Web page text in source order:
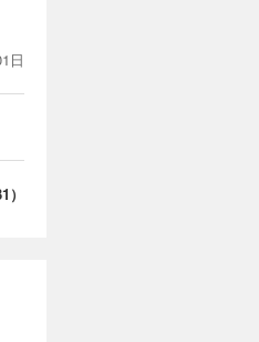
日